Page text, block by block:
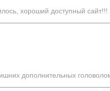
хороший доступный сайт!!!
дополнительных